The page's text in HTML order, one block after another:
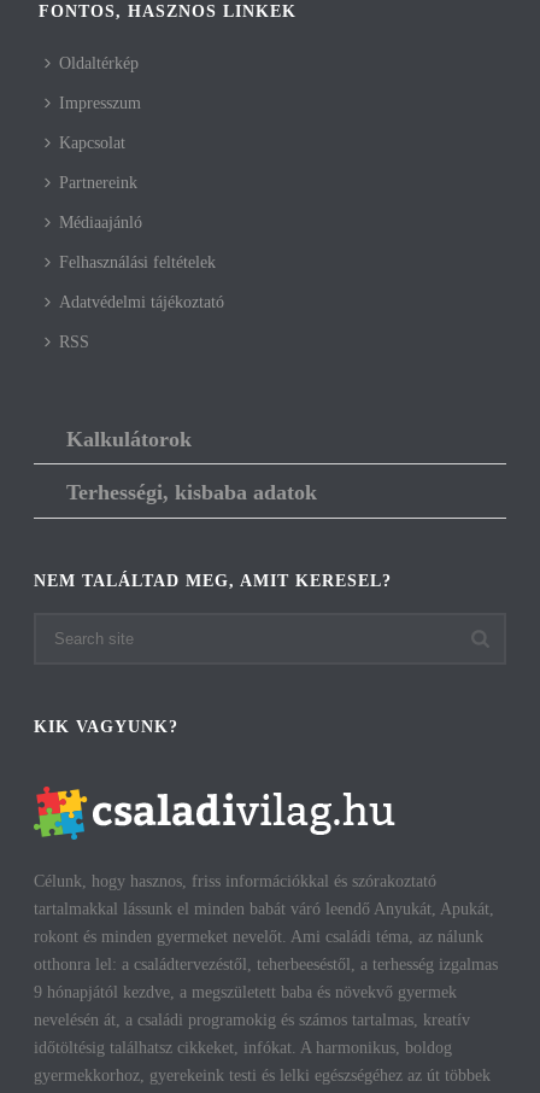
FONTOS, HASZNOS LINKEK
Oldaltérkép
Impresszum
Kapcsolat
Partnereink
Médiaajánló
Felhasználási feltételek
Adatvédelmi tájékoztató
RSS
Kalkulátorok
Terhességi, kisbaba adatok
NEM TALÁLTAD MEG, AMIT KERESEL?
KIK VAGYUNK?
Célunk, hogy hasznos, friss információkkal és szórakoztató
tartalmakkal lássunk el minden babát váró leendő Anyukát, Apukát,
rokont és minden gyermeket nevelőt. Ami családi téma, az nálunk
otthonra lel: a családtervezéstől, teherbeeséstől, a terhesség izgalmas
9 hónapjától kezdve, a megszületett baba és növekvő gyermek
nevelésén át, a családi programokig és számos tartalmas, kreatív
időtöltésig találhatsz cikkeket, infókat. A harmonikus, boldog
gyermekkorhoz, gyerekeink testi és lelki egészségéhez az út többek